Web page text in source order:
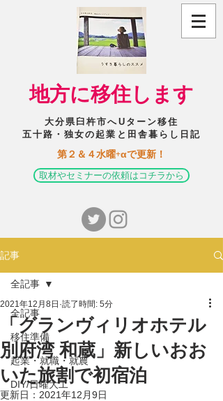
​地方に移住します
大分県臼杵市へUターン移住
五十路・独女の起業と田舎暮らし日記
​第２＆４水曜+αで更新！
取材やセミナーの依頼はコチラから
記事
全記事
移住準備
起業・就職・就農
DIY/日曜大工
全記事
「グランヴィリオホテル
別府湾 和蔵」新しいおお
いた旅割で初宿泊
2021年12月8日 読了時間: 5分
更新日： 2021年12月9日